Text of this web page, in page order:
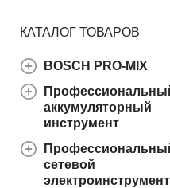
КАТАЛОГ ТОВАРОВ
BOSCH PRO-MIX
аккумуляторный
инструмент
сетевой
электроинструмент